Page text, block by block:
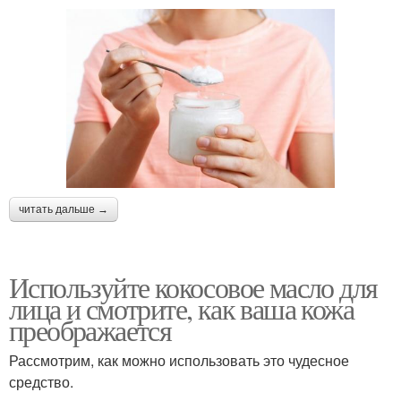
читать дальше →
Используйте кокосовое масло для
лица и смотрите, как ваша кожа
преображается
Рассмотрим, как можно использовать это чудесное
средство.